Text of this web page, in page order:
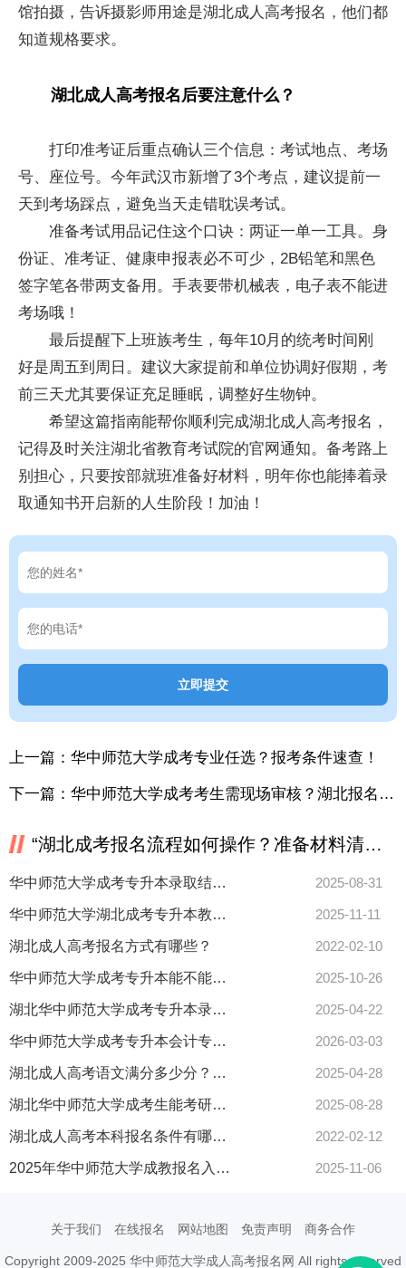
馆拍摄，告诉摄影师用途是湖北成人高考报名，他们都
知道规格要求。
湖北成人高考报名后要注意什么？
打印准考证后重点确认三个信息：考试地点、考场
号、座位号。今年武汉市新增了3个考点，建议提前一
天到考场踩点，避免当天走错耽误考试。
准备考试用品记住这个口诀：两证一单一工具。身
份证、准考证、健康申报表必不可少，2B铅笔和黑色
签字笔各带两支备用。手表要带机械表，电子表不能进
考场哦！
最后提醒下上班族考生，每年10月的统考时间刚
好是周五到周日。建议大家提前和单位协调好假期，考
前三天尤其要保证充足睡眠，调整好生物钟。
希望这篇指南能帮你顺利完成湖北成人高考报名，
记得及时关注湖北省教育考试院的官网通知。备考路上
别担心，只要按部就班准备好材料，明年你也能捧着录
取通知书开启新的人生阶段！加油！
上一篇： 华中师范大学成考专业任选？报考条件速查！
下一篇： 华中师范大学成考考生需现场审核？湖北报名条件必看
“湖北成考报名流程如何操作？准备材料清单速查！”相关推荐
华中师范大学成考专升本录取结果何时查询？最新查询入口公布 2025-08-31
华中师范大学湖北成考专升本教材买错怎么办？刷题无效原因何在？ 2025-11-11
湖北成人高考报名方式有哪些？ 2022-02-10
华中师范大学成考专升本能不能过？快速提分技巧大公开！ 2025-10-26
湖北华中师范大学成考专升本录取结果和分数线一起出吗？ 2025-04-22
华中师范大学成考专升本会计专业考试题型有哪些？怎么复习看这里！ 2026-03-03
湖北成人高考语文满分多少分？考100分难不难看这里！ 2025-04-28
湖北华中师范大学成考生能考研吗？报名条件一文看懂！ 2025-08-28
湖北成人高考本科报名条件有哪些？ 2022-02-12
2025年华中师范大学成教报名入口开启？报考全流程解析 2025-11-06
关于我们 在线报名 网站地图 免责声明 商务合作
Copyright 2009-2025 华中师范大学成人高考报名网 All rights reserved